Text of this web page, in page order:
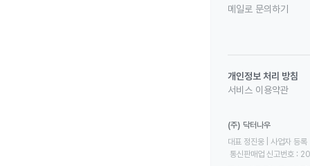
메일로 문의하기
개인정보 처리 방침
서비스 이용약관
(주) 닥터나우
대표 정진웅 | 사업자
통신판매업 신고번호